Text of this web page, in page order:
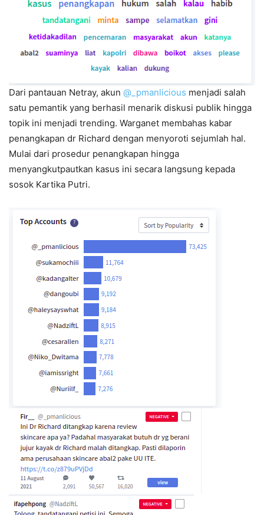
Dari pantauan Netray, akun @_pmanlicious menjadi salah
satu pemantik yang berhasil menarik diskusi publik hingga
topik ini menjadi trending. Warganet membahas kabar
penangkapan dr Richard dengan menyoroti sejumlah hal.
Mulai dari prosedur penangkapan hingga
menyangkutpautkan kasus ini secara langsung kepada
sosok Kartika Putri.